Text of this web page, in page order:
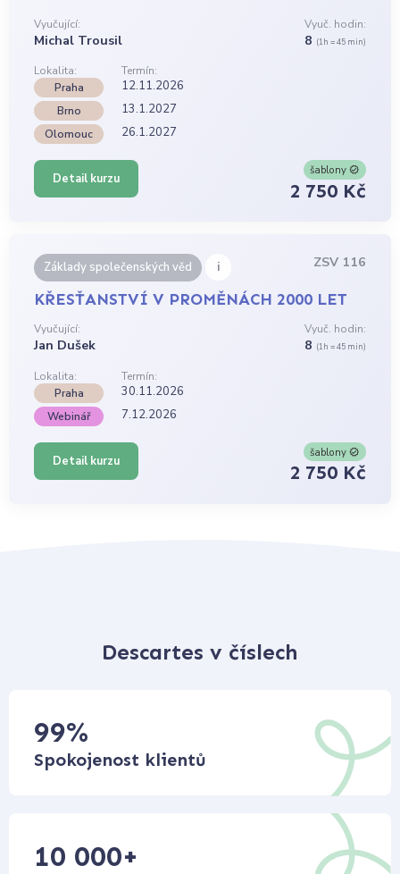
Vyučující:
Michal Trousil
Vyuč. hodin:
8 (1h = 45 min)
Lokalita:
Termín:
Praha
12.11.2026
Brno 13.1.2027
Olomouc 26.1.2027
Detail kurzu
šablony
2 750 Kč
Základy společenských věd i ZSV 116
KŘESŤANSTVÍ V PROMĚNÁCH 2000 LET
Vyučující:
Jan Dušek
Vyuč. hodin:
8 (1h = 45 min)
Lokalita:
Termín:
Praha
30.11.2026
Webinář 7.12.2026
Detail kurzu
šablony
2 750 Kč
Descartes v číslech
99%
Spokojenost klientů
10 000+